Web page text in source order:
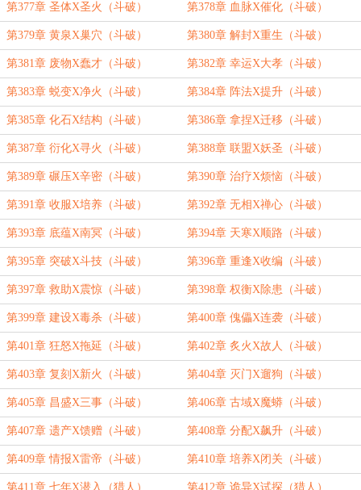
第377章 圣体X圣火（斗破） 第378章 血脉X催化（斗破）
第379章 黄泉X巢穴（斗破） 第380章 解封X重生（斗破）
第381章 废物X蠢才（斗破） 第382章 幸运X大孝（斗破）
第383章 蜕变X净火（斗破） 第384章 阵法X提升（斗破）
第385章 化石X结构（斗破） 第386章 拿捏X迁移（斗破）
第387章 衍化X寻火（斗破） 第388章 联盟X妖圣（斗破）
第389章 碾压X辛密（斗破） 第390章 治疗X烦恼（斗破）
第391章 收服X培养（斗破） 第392章 无相X禅心（斗破）
第393章 底蕴X南冥（斗破） 第394章 天寒X顺路（斗破）
第395章 突破X斗技（斗破） 第396章 重逢X收编（斗破）
第397章 救助X震惊（斗破） 第398章 权衡X除患（斗破）
第399章 建设X毒杀（斗破） 第400章 傀儡X连袭（斗破）
第401章 狂怒X拖延（斗破） 第402章 炙火X故人（斗破）
第403章 复刻X新火（斗破） 第404章 灭门X遛狗（斗破）
第405章 昌盛X三事（斗破） 第406章 古域X魔蟒（斗破）
第407章 遗产X馈赠（斗破） 第408章 分配X飙升（斗破）
第409章 情报X雷帝（斗破） 第410章 培养X闭关（斗破）
第411章 七年X潜入（猎人） 第412章 诡异X试探（猎人）